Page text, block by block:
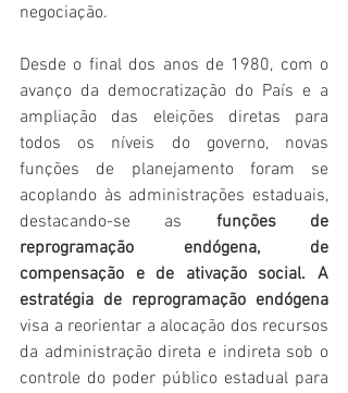
negociação.
Desde o final dos anos de 1980, com o
avanço da democratização do País e a
ampliação das eleições diretas para
todos os níveis do governo, novas
funções de planejamento foram se
acoplando às administrações estaduais,
destacando-se as funções de
reprogramação endógena, de
compensação e de ativação social. A
estratégia de reprogramação endógena
visa a reorientar a alocação dos recursos
da administração direta e indireta sob o
controle do poder público estadual para